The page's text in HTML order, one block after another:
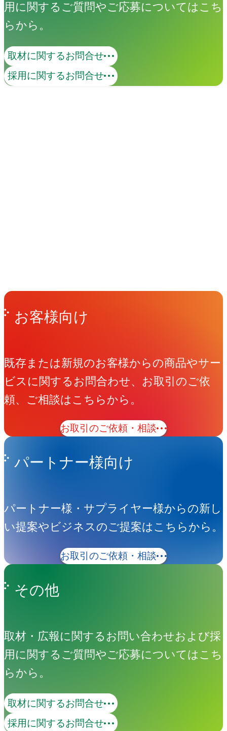
用に関するご質問やご応募についてはこち
らから。
取材に関するお問合せ
採用に関するお問合せ
Get in Touchお問い合わせ
お客様向け
既存または新規のお客様からの商品やサー
ビスに関するお問合わせ、お取引のご依
頼、ご相談はこちらから。
お取引のご依頼・相談
パートナー様向け
パートナー様・サプライヤー様からの新し
い提案やビジネスのご提案はこちらから。
お取引のご依頼・相談
その他
取材・広報に関するお問い合わせおよび採
用に関するご質問やご応募についてはこち
らから。
取材に関するお問合せ
採用に関するお問合せ